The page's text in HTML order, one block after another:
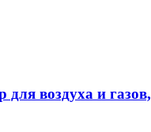
для воздуха и газов,